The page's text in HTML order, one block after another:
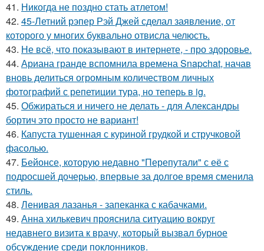
41. Никогда не поздно стать атлетом!
42. 45-Летний рэпер Рэй Джей сделал заявление, от
которого у многих буквально отвисла челюсть.
43. Не всё, что показывают в интернете, - про здоровье.
44. Ариана гранде вспомнила времена Snapchat, начав
вновь делиться огромным количеством личных
фотографий с репетиции тура, но теперь в ig.
45. Обжираться и ничего не делать - для Александры
бортич это просто не вариант!
46. Капуста тушенная с куриной грудкой и стручковой
фасолью.
47. Бейонсе, которую недавно "Перепутали" с её с
подросшей дочерью, впервые за долгое время сменила
стиль.
48. Ленивая лазанья - запеканка с кабачками.
49. Анна хилькевич прояснила ситуацию вокруг
недавнего визита к врачу, который вызвал бурное
обсуждение среди поклонников.